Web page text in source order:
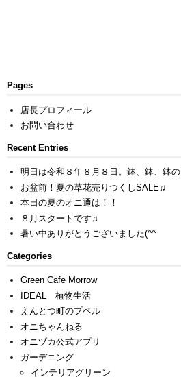
Pages
店長プロフィール
お問い合わせ
Recent Entries
明日は令和８年８月８日。鉢、鉢、鉢の
お盆前！夏の草花売りつくしSALE♫
本日の夏のオニ通は！！
８月スタートです♫
暑い中ありがとうございました(^^ゞ
Categories
Green Cafe Morrow
IDEAL 植物生活
えんとつ町のプペル
オニちゃんねる
オニヅカ公式アプリ
ガーデニング
インテリアグリーン